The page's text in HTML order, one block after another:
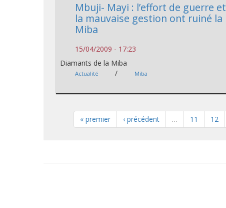
Mbuji- Mayi : l’effort de guerre et
la mauvaise gestion ont ruiné la
Miba
15/04/2009 - 17:23
Diamants de la Miba
Actualité / Miba
« premier ‹ précédent … 11 12